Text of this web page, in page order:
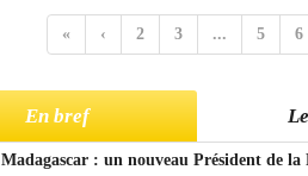
« ‹ 2 3 ... 5 6
En bref
Madagascar : un nouveau Président de